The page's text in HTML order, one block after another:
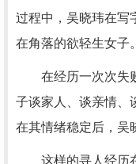
过程中，吴晓玮在写
在角落的欲轻生女子。
在经历一次次失败
子谈家人、谈亲情、
在其情绪稳定后，吴
这样的寻人经历在